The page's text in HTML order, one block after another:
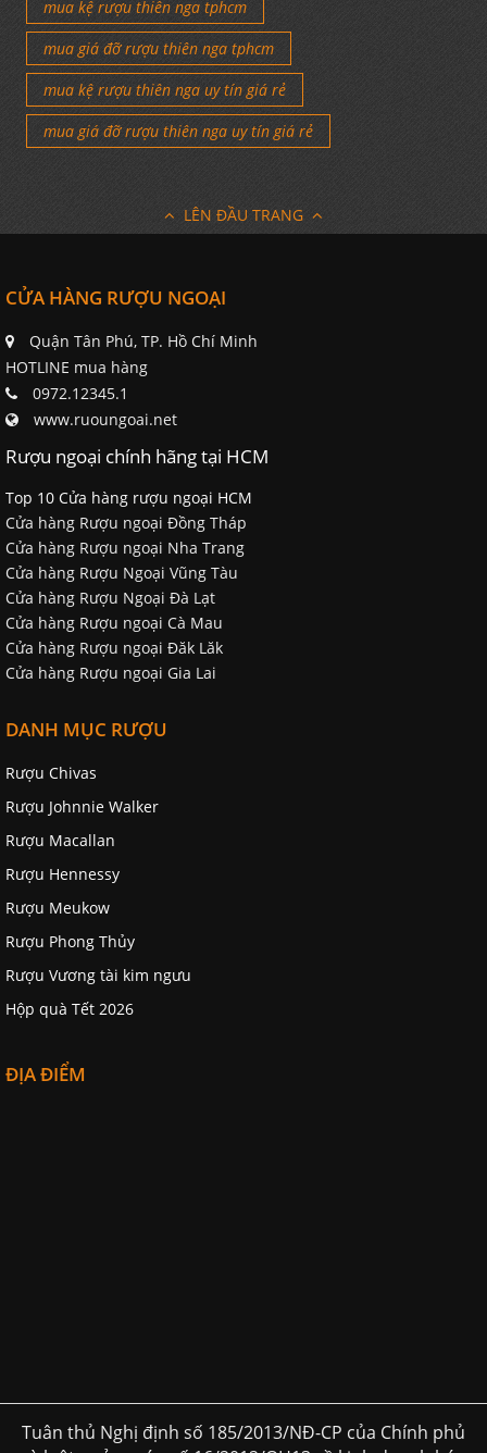
mua kệ rượu thiên nga tphcm
mua giá đỡ rượu thiên nga tphcm
mua kệ rượu thiên nga uy tín giá rẻ
mua giá đỡ rượu thiên nga uy tín giá rẻ
LÊN ĐẦU TRANG
CỬA HÀNG RƯỢU NGOẠI
Quận Tân Phú, TP. Hồ Chí Minh
HOTLINE mua hàng
0972.12345.1
www.ruoungoai.net
Rượu ngoại chính hãng tại HCM
Top 10 Cửa hàng rượu ngoại HCM
Cửa hàng Rượu ngoại Đồng Tháp
Cửa hàng Rượu ngoại Nha Trang
Cửa hàng Rượu Ngoại Vũng Tàu
Cửa hàng Rượu Ngoại Đà Lạt
Cửa hàng Rượu ngoại Cà Mau
Cửa hàng Rượu ngoại Đăk Lăk
Cửa hàng Rượu ngoại Gia Lai
DANH MỤC RƯỢU
Rượu Chivas
Rượu Johnnie Walker
Rượu Macallan
Rượu Hennessy
Rượu Meukow
Rượu Phong Thủy
Rượu Vương tài kim ngưu
Hộp quà Tết 2026
ĐỊA ĐIỂM
Tuân thủ Nghị định số 185/2013/NĐ-CP của Chính phủ